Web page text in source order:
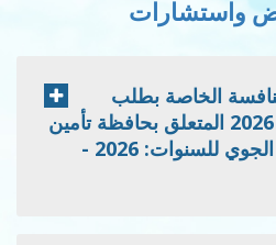
واستشارات
الخاصة بطلب
العروض عدد01 لسنة 2026 المتعلق بحافظة تأمين
المعهد الوطني للرصد الجوي للسنوات: 2026 -